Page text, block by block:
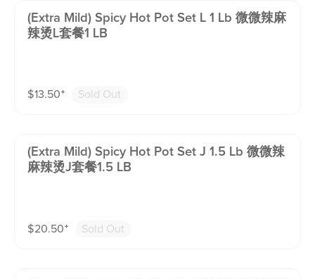
us Root ，豆腐Tofu ，魔芋结Yam Noodle ，白菜Cab
bage ，海鲜菇Seafood Mushroom ，火锅粉sweet po
tato pasta ，开江豆笋Dried Bean Curd ，方竹笋Squa
将由套餐其他菜品代替）
(extra Mild) Spicy Hot Pot Set L 1 Lb 微微辣麻
辣烫L套餐1 LB
$13.50⁺ Sold Out
(extra Mild) Spicy Hot Pot Set J 1.5 Lb 微微辣
麻辣烫J套餐1.5 LB
$20.50⁺ Sold Out